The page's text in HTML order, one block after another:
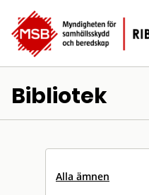
Bibliotek
Alla ämnen